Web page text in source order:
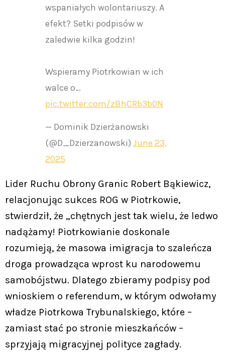
wspaniałych wolontariuszy. A
efekt? Setki podpisów w
zaledwie kilka godzin!
Wspieramy Piotrkowian w ich
walce o…
pic.twitter.com/zBhCRb3b0N
— Dominik Dzierżanowski
(@D_Dzierzanowski) June 23,
2025
Lider Ruchu Obrony Granic Robert Bąkiewicz,
relacjonując sukces ROG w Piotrkowie,
stwierdził, że „chętnych jest tak wielu, że ledwo
nadążamy! Piotrkowianie doskonale
rozumieją, że masowa imigracja to szaleńcza
droga prowadząca wprost ku narodowemu
samobójstwu. Dlatego zbieramy podpisy pod
wnioskiem o referendum, w którym odwołamy
władze Piotrkowa Trybunalskiego, które –
zamiast stać po stronie mieszkańców –
sprzyjają migracyjnej polityce zagłady.